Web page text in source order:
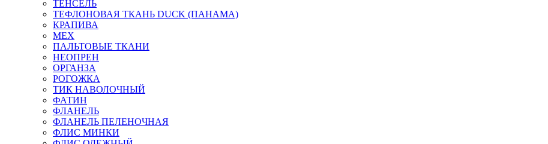
ТЕНСЕЛЬ
ТЕФЛОНОВАЯ ТКАНЬ DUCK (ПАНАМА)
КРАПИВА
МЕХ
ПАЛЬТОВЫЕ ТКАНИ
НЕОПРЕН
ОРГАНЗА
РОГОЖКА
ТИК НАВОЛОЧНЫЙ
ФАТИН
ФЛАНЕЛЬ
ФЛАНЕЛЬ ПЕЛЕНОЧНАЯ
ФЛИС МИНКИ